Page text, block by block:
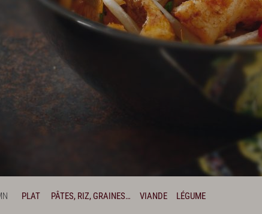
PLAT PÂTES, RIZ, GRAINES… VIANDE LÉGUME